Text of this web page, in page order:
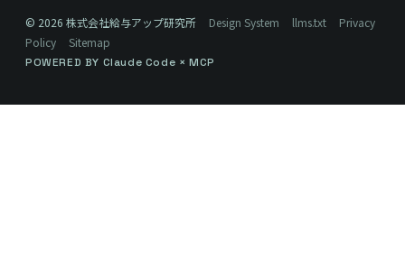
© 2026 株式会社給与アップ研究所 Design System llms.txt
Privacy
Policy
Sitemap
POWERED BY Claude Code × MCP